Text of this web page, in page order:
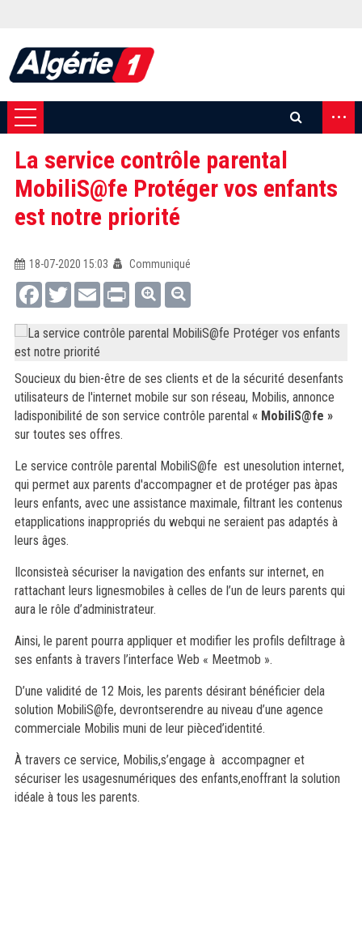
...
La service contrôle parental
MobiliS@fe Protéger vos enfants
est notre priorité
18-07-2020 15:03
Communiqué
FacebookTwitterEmail Print
Soucieux du bien-être de ses clients et de la sécurité desenfants
utilisateurs de l'internet mobile sur son réseau, Mobilis, annonce
ladisponibilité de son service contrôle parental « MobiliS@fe »
sur toutes ses offres.
Le service contrôle parental MobiliS@fe est unesolution internet,
qui permet aux parents d'accompagner et de protéger pas àpas
leurs enfants, avec une assistance maximale, filtrant les contenus
etapplications inappropriés du webqui ne seraient pas adaptés à
leurs âges.
Ilconsisteà sécuriser la navigation des enfants sur internet, en
rattachant leurs lignesmobiles à celles de l’un de leurs parents qui
aura le rôle d’administrateur.
Ainsi, le parent pourra appliquer et modifier les profils defiltrage à
ses enfants à travers l’interface Web « Meetmob ».
D’une validité de 12 Mois, les parents désirant bénéficier dela
solution MobiliS@fe, devrontserendre au niveau d’une agence
commerciale Mobilis muni de leur pièced’identité.
À travers ce service, Mobilis,s’engage à accompagner et
sécuriser les usagesnumériques des enfants,enoffrant la solution
idéale à tous les parents.